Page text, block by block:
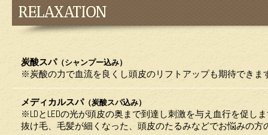
RELAXATION
炭酸スパ（シャンプー込み）
※炭酸の力で血流を良くし頭皮のリフトアップも期待できま
メディカルスパ（炭酸スパ込み）
※LDとLEDの光が頭皮の奥まで到達し刺激を与え血行を促し
抜け毛、毛髪が細くなった、頭皮のたるみなどでお悩みの方